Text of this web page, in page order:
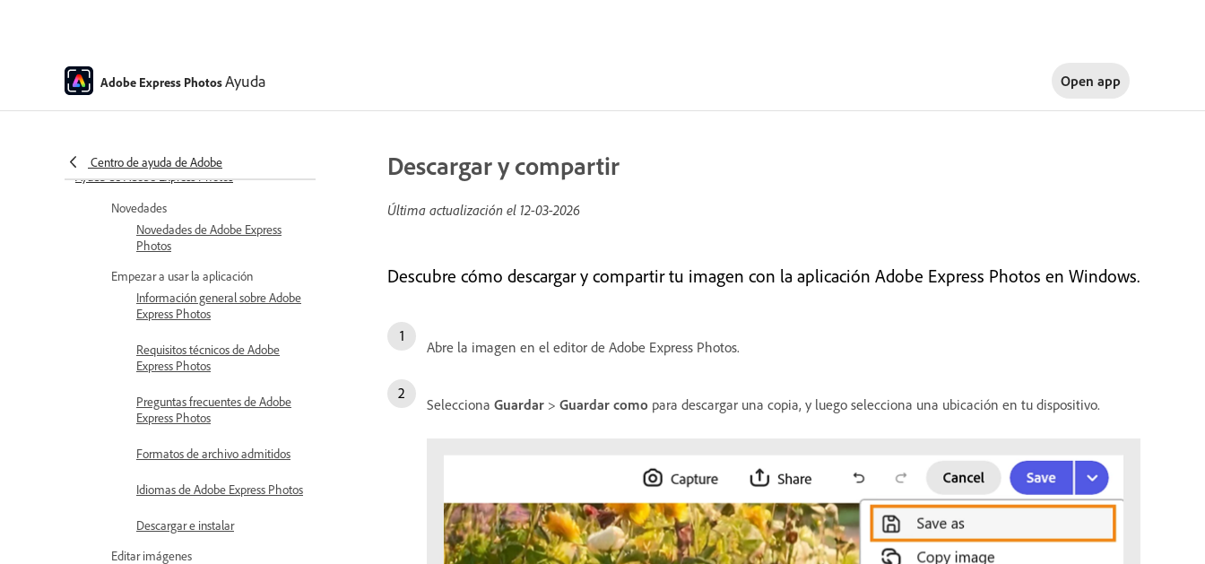
Adobe Express PhotosAyuda Open app
Centro de ayuda de Adobe
Ayuda de Adobe Express Photos
Novedades
Novedades de Adobe Express
Photos
Empezar a usar la aplicación
Información general sobre Adobe
Express Photos
Requisitos técnicos de Adobe
Express Photos
Preguntas frecuentes de Adobe
Express Photos
Formatos de archivo admitidos
Idiomas de Adobe Express Photos
Descargar e instalar
Editar imágenes
Descargar y compartir
Última actualización el 12-03-2026
Descubre cómo descargar y compartir tu imagen con la aplicación Adobe Express Photos en Windows.
Abre la imagen en el editor de Adobe Express Photos.
Selecciona Guardar > Guardar como para descargar una copia, y luego selecciona una ubicación en tu dispositivo.